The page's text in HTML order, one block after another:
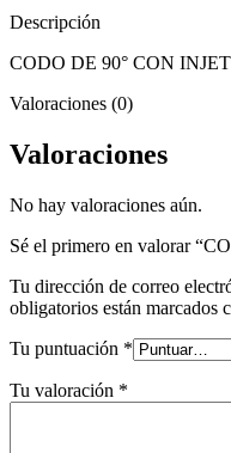
Descripción
CODO DE 90° CON
Valoraciones (0)
Valoraciones
No hay valoraciones aún.
Sé el primero en valorar
Tu dirección de correo
obligatorios están marcados
Tu puntuación *
Tu valoración *